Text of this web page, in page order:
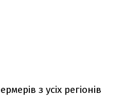
з усіх регіонів